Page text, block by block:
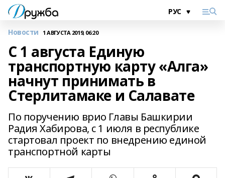
Новости 1 АВГУСТА 2019, 06:20
С 1 августа Единую
транспортную карту «Алга»
начнут принимать в
Стерлитамаке и Салавате
По поручению врио Главы Башкирии
Радия Хабирова, с 1 июля в республике
стартовал проект по внедрению единой
транспортной карты